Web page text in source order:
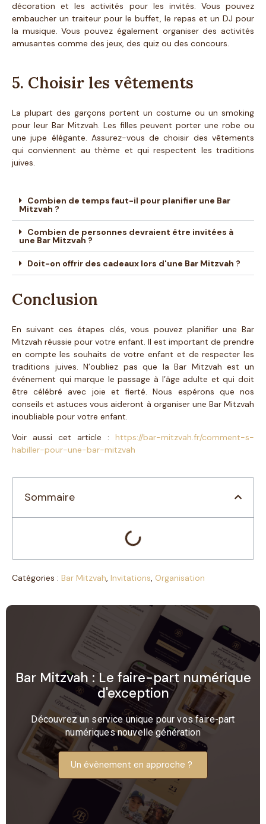
décoration et les activités pour les invités. Vous pouvez
embaucher un traiteur pour le buffet, le repas et un DJ pour
la musique. Vous pouvez également organiser des activités
amusantes comme des jeux, des quiz ou des concours.
5. Choisir les vêtements
La plupart des garçons portent un costume ou un smoking
pour leur Bar Mitzvah. Les filles peuvent porter une robe ou
une jupe élégante. Assurez-vous de choisir des vêtements
qui conviennent au thème et qui respectent les traditions
juives.
Combien de temps faut-il pour planifier une Bar
Mitzvah ?
Combien de personnes devraient être invitées à
une Bar Mitzvah ?
Doit-on offrir des cadeaux lors d'une Bar Mitzvah ?
Conclusion
En suivant ces étapes clés, vous pouvez planifier une Bar
Mitzvah réussie pour votre enfant. Il est important de prendre
en compte les souhaits de votre enfant et de respecter les
traditions juives. N’oubliez pas que la Bar Mitzvah est un
événement qui marque le passage à l’âge adulte et qui doit
être célébré avec joie et fierté. Nous espérons que nos
conseils et astuces vous aideront à organiser une Bar Mitzvah
inoubliable pour votre enfant.
Voir aussi cet article : https://bar-mitzvah.fr/comment-s-
habiller-pour-une-bar-mitzvah
Sommaire
Catégories : Bar Mitzvah, Invitations, Organisation
Bar Mitzvah : Le faire-part numérique
d'exception​
Découvrez un service unique pour vos faire-part
numériques nouvelle génération
Un évènement en approche ?